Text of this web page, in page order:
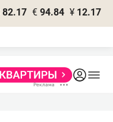
82.17 € 94.84 ¥ 12.17